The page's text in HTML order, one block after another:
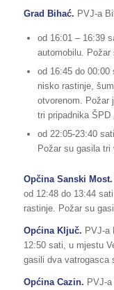
Grad Bihać. PVJ-a
od 16:01 – 16:39
automobilu. Požar
od 16:45 do 00:00
nisko rastinje,
otvorenom. Požar
tri pripadnika ŠPD
od 22:05-23:40
Požar su gasila tri
Opčina Sanski Most.
od 12:48 do 13:44
rastinje. Požar su
Općina Ključ. PVJ-a
12:50 sati, u mjestu
gasili dva vatrogasca
Općina Cazin. PVJ-